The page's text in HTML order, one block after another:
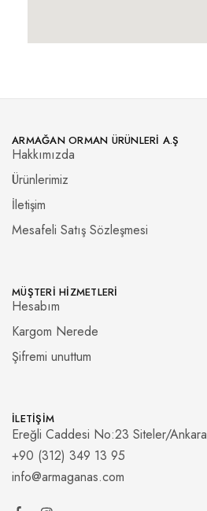
ARMAĞAN ORMAN ÜRÜNLERI A.Ş
Hakkımızda
Ürünlerimiz
İletişim
Mesafeli Satış Sözleşmesi
MÜŞTERI HIZMETLERI
Hesabım
Kargom Nerede
Şifremi unuttum
İLETIŞIM
Ereğli Caddesi No:23 Siteler/Ankara
+90 (312) 349 13 95
info@armaganas.com